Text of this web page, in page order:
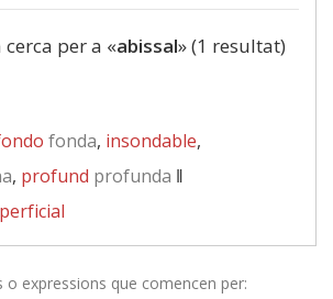
per a «abissal» (1 resultat)
fonda, insondable,
, profund profunda ‖
o expressions que comencen per: